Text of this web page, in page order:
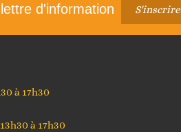
d'information S'inscrire
à 17h30
à 17h30